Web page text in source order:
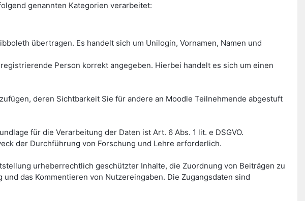
genannten Kategorien verarbeitet:
übertragen. Es handelt sich um Unilogin, Vornamen, Namen und
Person korrekt angegeben. Hierbei handelt es sich um einen
deren Sichtbarkeit Sie für andere an Moodle Teilnehmende abgestuft
für die Verarbeitung der Daten ist Art. 6 Abs. 1 lit. e DSGVO.
der Durchführung von Forschung und Lehre erforderlich.
urheberrechtlich geschützter Inhalte, die Zuordnung von Beiträgen zu
das Kommentieren von Nutzereingaben. Die Zugangsdaten sind